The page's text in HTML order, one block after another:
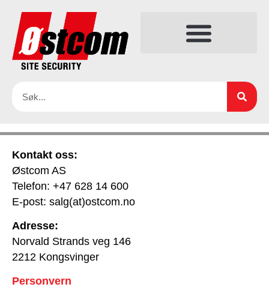
Kontakt oss:
Østcom AS
Telefon: +47 628 14 600
E-post: salg(at)ostcom.no
Adresse:
Norvald Strands veg 146
2212 Kongsvinger
Personvern